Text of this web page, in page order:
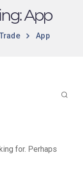
App
App
for. Perhaps